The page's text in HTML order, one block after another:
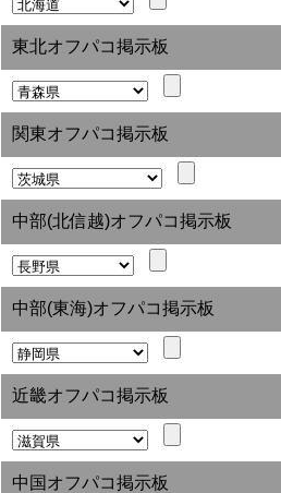
東北オフパコ掲示板
関東オフパコ掲示板
中部(北信越)オフパコ掲示板
中部(東海)オフパコ掲示板
近畿オフパコ掲示板
中国オフパコ掲示板